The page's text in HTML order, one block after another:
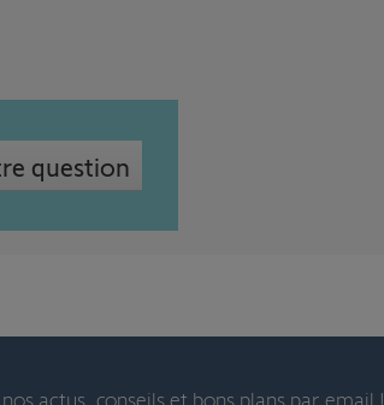
question
actus, conseils et bons plans par email !